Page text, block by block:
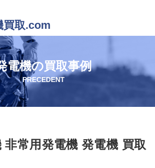
買取.com
電機の買取事例
PRECEDENT
非常用発電機 発電機 買取